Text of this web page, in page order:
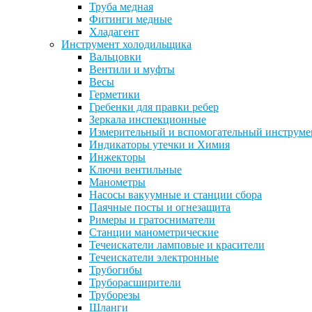
Труба медная
Фитинги медные
Хладагент
Инструмент холодильщика
Вальцовки
Вентили и муфты
Весы
Герметики
Гребенки для правки ребер
Зеркала инспекционные
Измерительный и вспомогательный
Индикаторы утечки и Химия
Инжекторы
Ключи вентильные
Манометры
Насосы вакуумные и станции сбора
Паячные посты и огнезащита
Римеры и гратосниматели
Станции манометрические
Течеискатели ламповые и красители
Течеискатели электронные
Трубогибы
Труборасширители
Труборезы
Шланги